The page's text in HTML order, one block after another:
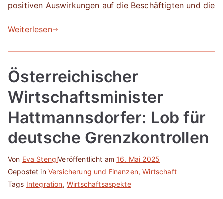
positiven Auswirkungen auf die Beschäftigten und die
Weiterlesen
Österreichischer
Wirtschaftsminister
Hattmannsdorfer: Lob für
deutsche Grenzkontrollen
Von Eva StenglVeröffentlicht am16. Mai 2025
Gepostet in Versicherung und Finanzen,Wirtschaft
Tags Integration, Wirtschaftsaspekte